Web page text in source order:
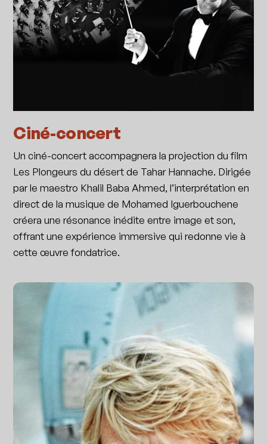
Ciné-concert
Un ciné-concert accompagnera la projection du film
Les Plongeurs du désert de Tahar Hannache. Dirigée
par le maestro Khalil Baba Ahmed, l’interprétation en
direct de la musique de Mohamed Iguerbouchene
créera une résonance inédite entre image et son,
offrant une expérience immersive qui redonne vie à
cette œuvre fondatrice.